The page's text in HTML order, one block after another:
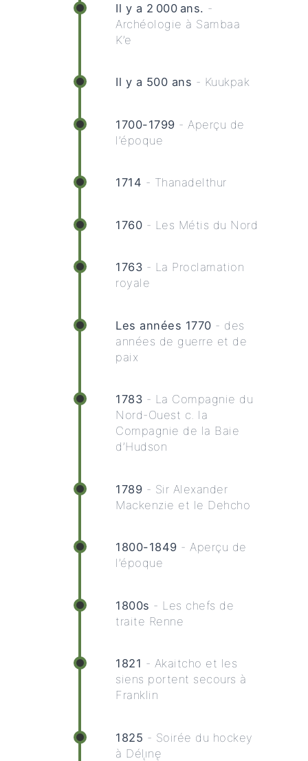
Il y a 2 000 ans. -
Archéologie à Sambaa
K’e
Il y a 500 ans - Kuukpak
1700-1799 - Aperçu de
l’époque
1714 - Thanadelthur
1760 - Les Métis du Nord
1763 - La Proclamation
royale
Les années 1770 - des
années de guerre et de
paix
1783 - La Compagnie du
Nord-Ouest c. la
Compagnie de la Baie
d’Hudson
1789 - Sir Alexander
Mackenzie et le Dehcho
1800-1849 - Aperçu de
l’époque
1800s - Les chefs de
traite Renne
1821 - Akaitcho et les
siens portent secours à
Franklin
1825 - Soirée du hockey
à Délı̨nę